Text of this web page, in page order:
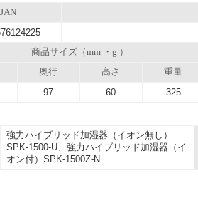
JAN
商品サイズ（mm ・g ）
奥行 高さ 重量
97 60 325
強力ハイブリッド加湿器（イオン無し）
SPK-1500-U、強力ハイブリッド加湿器（イ
オン付）SPK-1500Z-N